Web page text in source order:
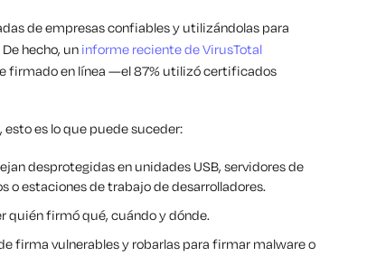
de empresas confiables y utilizándolas para
hecho, un informe reciente de VirusTotal
firmado en línea —el 87% utilizó certificados
esto es lo que puede suceder:
desprotegidas en unidades USB, servidores de
o estaciones de trabajo de desarrolladores.
quién firmó qué, cuándo y dónde.
firma vulnerables y robarlas para firmar malware o